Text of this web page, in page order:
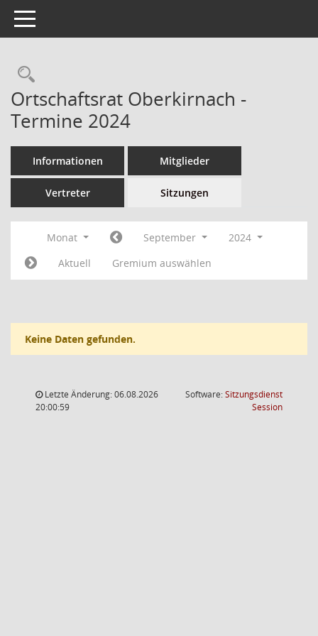
Toggle navigation
Ortschaftsrat Oberkirnach -
Termine 2024
Informationen Mitglieder
Vertreter Sitzungen
Monat September
2024
Aktuell
Gremium auswählen
Keine Daten gefunden.
Letzte Änderung: 06.08.2026
20:00:59
Software:Sitzungsdienst
Session(Wird in